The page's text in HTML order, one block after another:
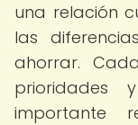
una relación
las
ahorrar.
prioridades
importante